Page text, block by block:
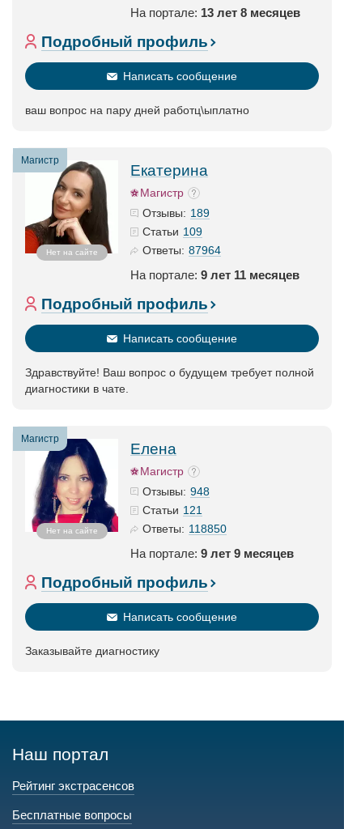
На портале: 13 лет 8 месяцев
Подробный профиль
Написать сообщение
ваш вопрос на пару дней работц\ыплатно
Магистр
Нет на сайте
Екатерина
Магистр
Отзывы: 189
Статьи 109
Ответы: 87964
На портале: 9 лет 11 месяцев
Подробный профиль
Написать сообщение
Здравствуйте! Ваш вопрос о будущем требует полной
диагностики в чате.
Магистр
Нет на сайте
Елена
Магистр
Отзывы: 948
Статьи 121
Ответы: 118850
На портале: 9 лет 9 месяцев
Подробный профиль
Написать сообщение
Заказывайте диагностику
Наш портал
Рейтинг экстрасенсов
Бесплатные вопросы